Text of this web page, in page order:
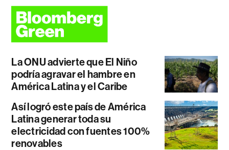
La ONU advierte que El Niño
podría agravar el hambre en
América Latina y el Caribe
Así logró este país de América
Latina generar toda su
electricidad con fuentes 100%
renovables